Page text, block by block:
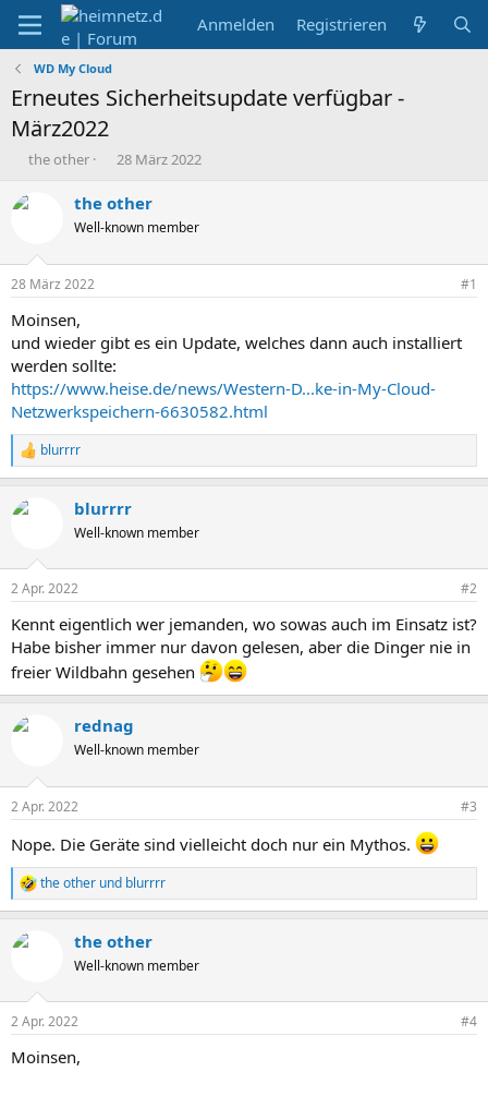
Anmelden Registrieren
WD My Cloud
Erneutes Sicherheitsupdate verfügbar -
März2022
E
s
e
r
the other
E
s
e
t
m
28 März 2022
the other
Well-known member
28 März 2022 #1
Moinsen,
und wieder gibt es ein Update, welches dann auch installiert
werden sollte:
https://www.heise.de/news/Western-D...ke-in-My-Cloud-
Netzwerkspeichern-6630582.html
R
e
k
e
:
blurrrr
blurrrr
Well-known member
2 Apr. 2022 #2
Kennt eigentlich wer jemanden, wo sowas auch im Einsatz ist?
Habe bisher immer nur davon gelesen, aber die Dinger nie in
freier Wildbahn gesehen
rednag
Well-known member
2 Apr. 2022 #3
Nope. Die Geräte sind vielleicht doch nur ein Mythos.
R
e
k
e
:
the other und blurrrr
the other
Well-known member
2 Apr. 2022 #4
Moinsen,